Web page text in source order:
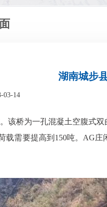
湖南城步
03-14
实施。该桥为一孔混凝土空
需要提高到150吨。AG庄